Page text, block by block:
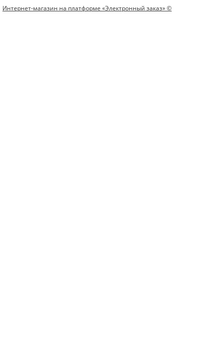
Интернет-магазин на платформе «Электронный заказ» ©